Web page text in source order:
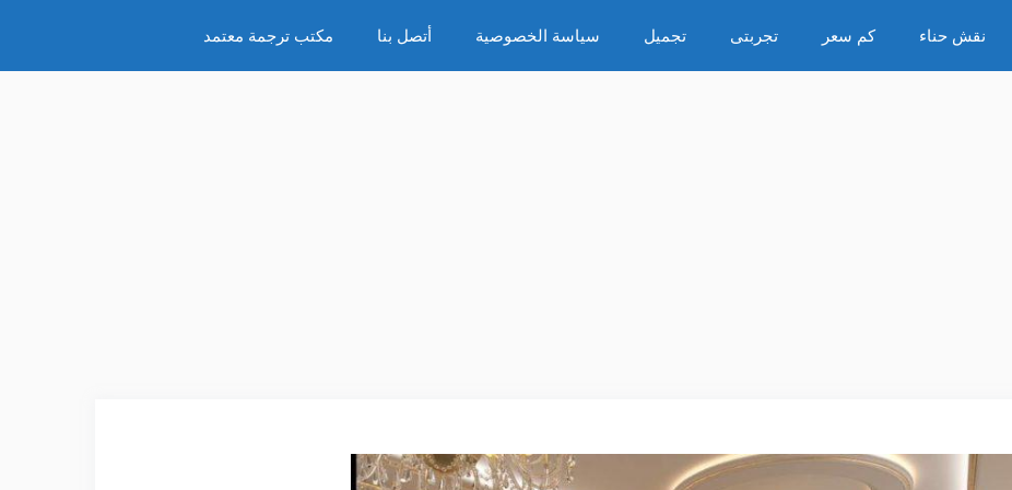
نقش حناء كم سعر تجربتى تجميل سياسة الخصوصية أتصل بنا مكتب ترجمة معتمد